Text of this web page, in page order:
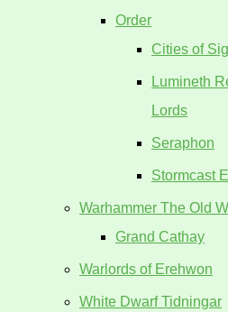
Order
Cities of
Lumineth
Lords
Seraphon
Stormcast
Warhammer The Old
Grand Cathay
Warlords of Erehwon
White Dwarf Tidningar